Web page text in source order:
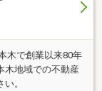
木で創業以来80年
木地域での不動産
。